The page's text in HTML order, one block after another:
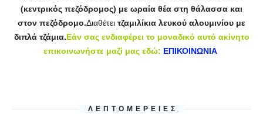
(κεντρικός πεζόδρομος) με ωραία θέα στη θάλασσα και
στον πεζόδρομο.Διαθέτει τζαμιλίκια λευκού αλουμινίου με
διπλά τζάμια.Εάν σας ενδιαφέρει το μοναδικό αυτό ακίνητο
επικοινωνήστε μαζί μας εδώ: ΕΠΙΚΟΙΝΩΝΙΑ
ΛΕΠΤΟΜΈΡΕΙΕΣ